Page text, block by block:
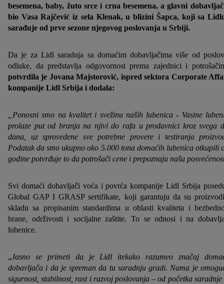
besemena, baby, žuto srce i crna besemena, a glavni
bio Vasa Rajčević iz sela Klenak, u blizini Šapca, koji sa
sarađuje od prve sezone njegovog poslovanja u Srbiji.
Da je za Lidl saradnja sa domaćim dobavljačima više od
odluke, da predstavlja odgovornost prema zajednici i
potvrdila je Jovana Majstorović, ispred sektora Corporate
kompanije Lidl Srbija i dodala:
„Ponosni smo na kvalitet i svežinu naših lubenica - Vasine
prolaze put od branja na njivi do rafa u prodavnici kroz svega
dana, uz sprovedene sve potrebne provere i testiranja
Podatak da smo ukupno oko 5.000 tona domaćih lubenica otkupili
godine potvrđuje to da potrošači cene i prepoznaju našu
Svi domaći dobavljači voća i povrća kompanije Lidl Srbija
Global GAP I GRASP sertifikate, koji garantuju da su
skladu sa propisanim standardima u oblasti kvaliteta i
hrane, održivosti i socijalne zaštite. To se odnosi i na
lubenice.
„Jasno se primeti da je Lidl itekako razumeo značaj
dobavljača i da je spreman da tu saradnju gradi. Nama je
sigurnost, stabilnost, rast i razvoj poslovanja – od početka saradnje